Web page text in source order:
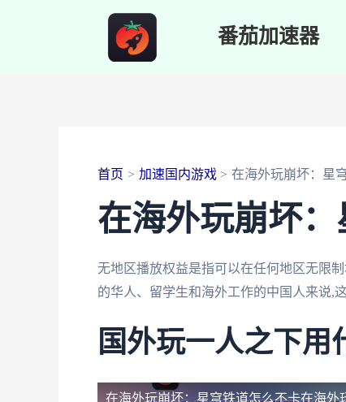
番茄加速器
首页 加速国内游戏 在海外玩崩坏：星
在海外玩崩坏
无地区播放权益是指可以在任何地区无限
的华人、留学生和海外工作的中国人来说,
国外玩一人之下用
在海外玩崩坏：星穹铁道怎么不卡在海外